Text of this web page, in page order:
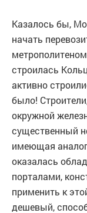
Казалось бы,
начать
метрополитеном
строилась
активно
было!
окружной
существенный
имеющая
оказалась
порталами,
применить к
дешевый,